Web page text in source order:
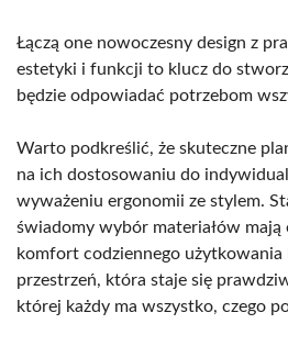
Łączą one nowoczesny design z
estetyki i funkcji to klucz do
będzie odpowiadać potrzebom
Warto podkreślić, że skuteczne
na ich dostosowaniu do
wyważeniu ergonomii ze stylem.
świadomy wybór materiałów mają
komfort codziennego
przestrzeń, która staje się
której każdy ma wszystko, czego